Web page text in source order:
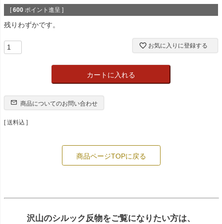
[ 600 ポイント進呈 ]
残りわずかです。
お気に入りに登録する
カートに入れる
商品についてのお問い合わせ
送料込
商品ページTOPに戻る
沢山のシルック反物をご覧になりたい方は、